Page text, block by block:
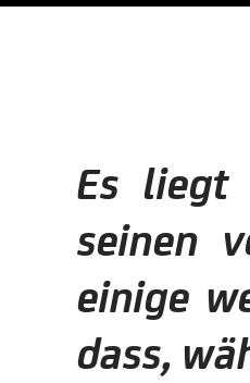
Es liegt
seinen
einige
dass,